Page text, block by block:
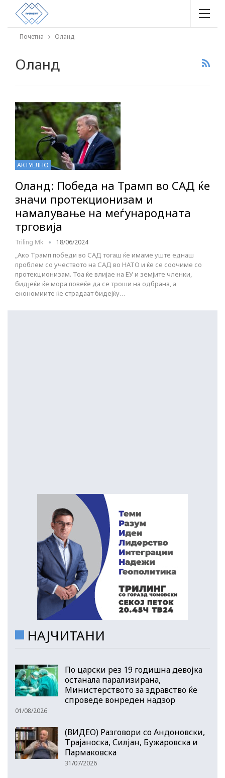
Почетна Оланд
Оланд
АКТУЕЛНО
Оланд: Победа на Трамп во САД ќе
значи протекционизам и
намалување на меѓународната
трговија
Triling Mk 18/06/2024
„Ако Трамп победи во САД тогаш ќе имаме уште еднаш
проблем со учеството на САД во НАТО и ќе се соочиме со
протекционизам. Тоа ќе влијае на ЕУ и земјите членки,
бидјеќи ќе мора повеќе да се троши на одбрана, а
економиите ќе страдаат бидејќу…
НАЈЧИТАНИ
По царски рез 19 годишна девојка
останала парализирана,
Министерството за здравство ќе
спроведе вонреден надзор
01/08/2026
(ВИДЕО) Разговори со Андоновски,
Трајаноска, Силјан, Бужаровска и
Пармаковска
31/07/2026